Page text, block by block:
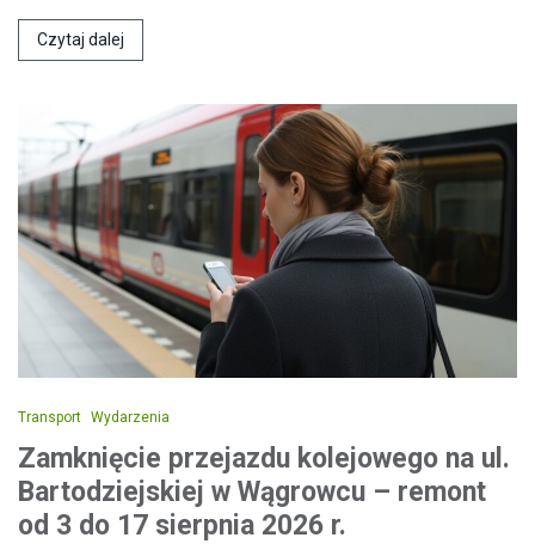
Czytaj dalej
Transport Wydarzenia
Zamknięcie przejazdu kolejowego na ul.
Bartodziejskiej w Wągrowcu – remont
od 3 do 17 sierpnia 2026 r.